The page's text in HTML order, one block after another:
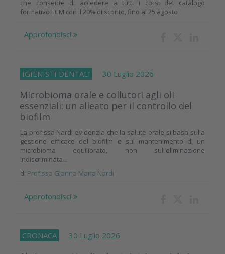
che consente di accedere a tutti i corsi del catalogo
formativo ECM con il 20% di sconto, fino al 25 agosto
Approfondisci
IGIENISTI DENTALI 30 Luglio 2026
Microbioma orale e collutori agli oli
essenziali: un alleato per il controllo del
biofilm
La prof.ssa Nardi evidenzia che la salute orale si basa sulla
gestione efficace del biofilm e sul mantenimento di un
microbioma equilibrato, non sull’eliminazione
indiscriminata...
di Prof.ssa Gianna Maria Nardi
Approfondisci
CRONACA 30 Luglio 2026